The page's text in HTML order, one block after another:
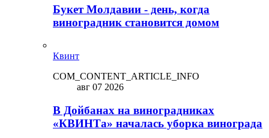
Букет Молдавии - день, когда
виноградник становится домом
Квинт
COM_CONTENT_ARTICLE_INFO
авг 07 2026
В Дойбанах на виноградниках
«КВИНТа» началась уборка винограда